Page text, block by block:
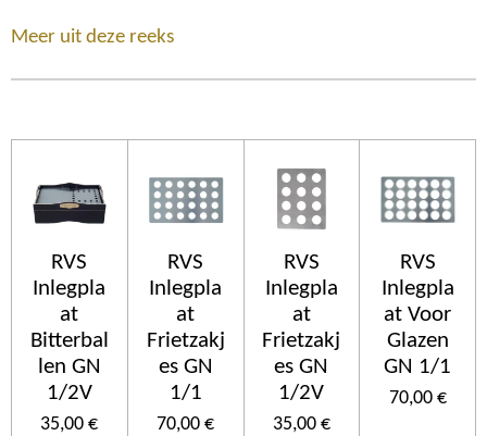
Meer uit deze reeks
RVS
Inlegpla
at
Bitterbal
len GN
1/2V
35,00 €
RVS
Inlegpla
at
Frietzakj
es GN
1/1
70,00 €
RVS
Inlegpla
at
Frietzakj
es GN
1/2V
35,00 €
RVS
Inlegpla
at Voor
Glazen
GN 1/1
70,00 €